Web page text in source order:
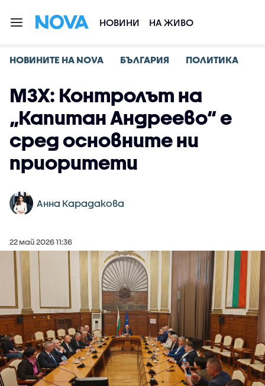
НОВИНИ НА ЖИВО
НОВИНИТЕ НА NOVA БЪЛГАРИЯ ПОЛИТИКА
МЗХ: Контролът на
„Капитан Андреево“ е
сред основните ни
приоритети
Анна Карадакова
22 май 2026 11:36